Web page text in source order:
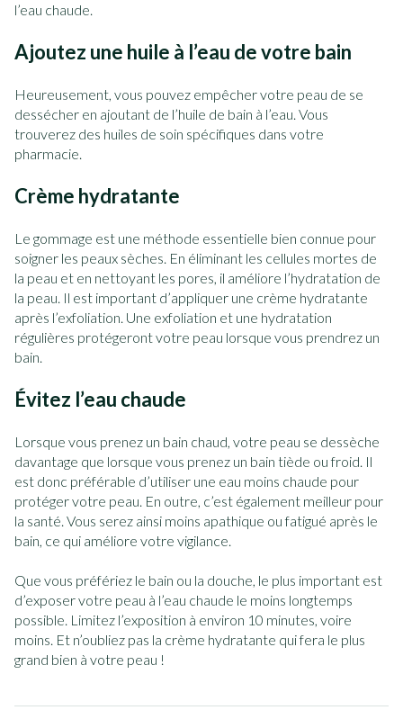
l’eau chaude.
Ajoutez une huile à l’eau de votre bain
Heureusement, vous pouvez empêcher votre peau de se
dessécher en ajoutant de l’huile de bain à l’eau. Vous
trouverez des huiles de soin spécifiques dans votre
pharmacie.
Crème hydratante
Le gommage est une méthode essentielle bien connue pour
soigner les peaux sèches. En éliminant les cellules mortes de
la peau et en nettoyant les pores, il améliore l’hydratation de
la peau. Il est important d’appliquer une crème hydratante
après l’exfoliation. Une exfoliation et une hydratation
régulières protégeront votre peau lorsque vous prendrez un
bain.
Évitez l’eau chaude
Lorsque vous prenez un bain chaud, votre peau se dessèche
davantage que lorsque vous prenez un bain tiède ou froid. Il
est donc préférable d’utiliser une eau moins chaude pour
protéger votre peau. En outre, c’est également meilleur pour
la santé. Vous serez ainsi moins apathique ou fatigué après le
bain, ce qui améliore votre vigilance.
Que vous préfériez le bain ou la douche, le plus important est
d’exposer votre peau à l’eau chaude le moins longtemps
possible. Limitez l’exposition à environ 10 minutes, voire
moins. Et n’oubliez pas la crème hydratante qui fera le plus
grand bien à votre peau !